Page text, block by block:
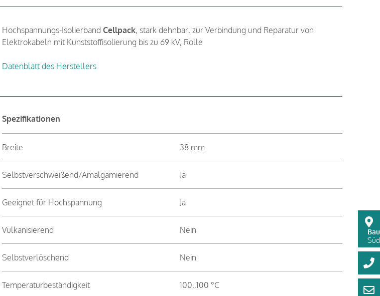
Hochspannungs-Isolierband Cellpack, stark dehnbar, zur Verbindung und Reparatur von
Elektrokabeln mit Kunststoffisolierung bis zu 69 kV, Rolle
Datenblatt des Herstellers
Spezifikationen
Breite 38 mm
Selbstverschweißend/Amalgamierend Ja
Geeignet für Hochspannung Ja
Vulkanisierend Nein
Selbstverlöschend Nein
Temperaturbeständigkeit 100..100 °C